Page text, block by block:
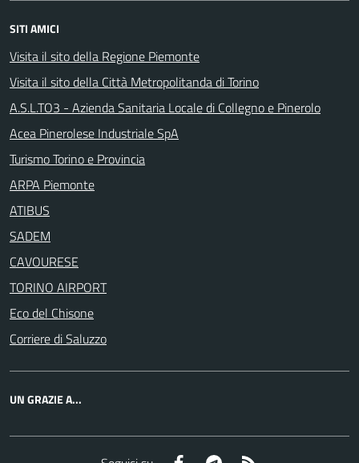
SITI AMICI
Visita il sito della Regione Piemonte
Visita il sito della Città Metropolitanda di Torino
A.S.L.TO3 - Azienda Sanitaria Locale di Collegno e Pinerolo
Acea Pinerolese Industriale SpA
Turismo Torino e Provincia
ARPA Piemonte
ATIBUS
SADEM
CAVOURESE
TORINO AIRPORT
Eco del Chisone
Corriere di Saluzzo
UN GRAZIE A...